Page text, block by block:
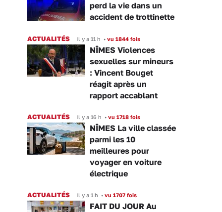
perd la vie dans un
accident de trottinette
ACTUALITÉS Il y a 11 h • vu 1844 fois
NÎMES Violences
sexuelles sur mineurs
: Vincent Bouget
réagit après un
rapport accablant
ACTUALITÉS Il y a 16 h • vu 1718 fois
NÎMES La ville classée
parmi les 10
meilleures pour
voyager en voiture
électrique
ACTUALITÉS Il y a 1 h • vu 1707 fois
FAIT DU JOUR Au